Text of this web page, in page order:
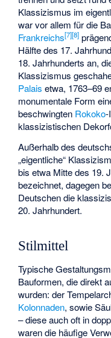
Klassizismus im
war vor allem für die
Frankreichs[7][8]
Hälfte des 17.
18. Jahrhunderts an,
Klassizismus
Palais etwa, 1763–69
monumentale Form
beschwingten Rokoko-
klassizistischen
Außerhalb des
„eigentliche“
bis etwa Mitte des 19.
bezeichnet, dagegen
Deutschen die
20. Jahrhundert.
Stilmittel
Typische
Bauformen, die direkt
wurden: der
Kolonnaden, sowie
– diese auch oft in
waren die häufige